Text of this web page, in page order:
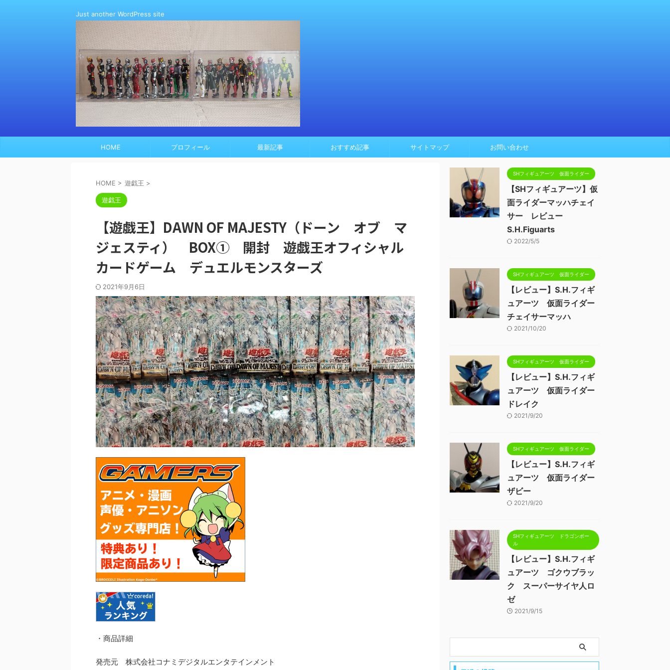
Just another WordPress site
HOME プロフィール 最新記事 おすすめ記事 サイトマップ お問い合わせ
HOME > 遊戯王 >
遊戯王
【遊戯王】DAWN OF MAJESTY（ドーン オブ マ
ジェスティ） BOX① 開封 遊戯王オフィシャル
カードゲーム デュエルモンスターズ
2021年9月6日
・商品詳細
発売元 株式会社コナミデジタルエンタテインメント
SHフィギュアーツ 仮面ライダー
【SHフィギュアーツ】仮
面ライダーマッハチェイ
サー レビュー
S.H.Figuarts
2022/5/5
SHフィギュアーツ 仮面ライダー
【レビュー】S.H.フィギ
ュアーツ 仮面ライダー
チェイサーマッハ
2021/10/20
SHフィギュアーツ 仮面ライダー
【レビュー】S.H.フィギ
ュアーツ 仮面ライダー
ドレイク
2021/9/20
SHフィギュアーツ 仮面ライダー
【レビュー】S.H.フィギ
ュアーツ 仮面ライダー
ザビー
2021/9/20
SHフィギュアーツ ドラゴンボー
ル
【レビュー】S.H.フィギ
ュアーツ ゴクウブラッ
ク スーパーサイヤ人ロ
ゼ
2021/9/15